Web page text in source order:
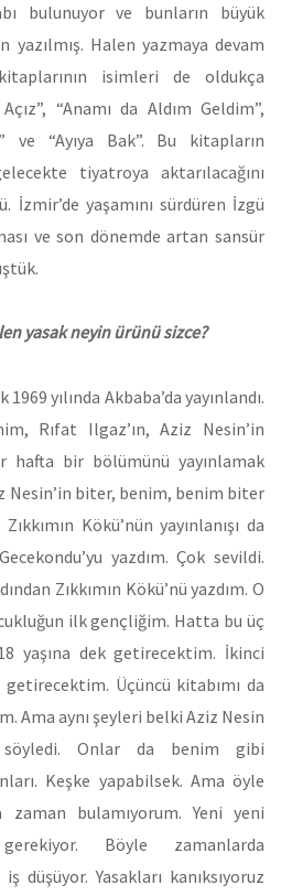
bulunuyor ve bunların büyük
yazılmış. Halen yazmaya devam
isimleri de oldukça
“Anamı da Aldım Geldim”,
ve “Ayıya Bak”. Bu kitapların
tiyatroya aktarılacağını
yaşamını sürdüren İzgü
ve son dönemde artan sansür
yasak neyin ürünü sizce?
yılında Akbaba’da yayınlandı.
Rıfat Ilgaz’ın, Aziz Nesin’in
hafta bir bölümünü yayınlamak
Nesin’in biter, benim, benim biter
Kökü’nün yayınlanışı da
yazdım. Çok sevildi.
Zıkkımın Kökü’nü yazdım. O
ilk gençliğim. Hatta bu üç
yaşına dek getirecektim. İkinci
getirecektim. Üçüncü kitabımı da
Ama aynı şeyleri belki Aziz Nesin
Onlar da benim gibi
Keşke yapabilsek. Ama öyle
bulamıyorum. Yeni yeni
Böyle zamanlarda
düşüyor. Yasakları kanıksıyoruz